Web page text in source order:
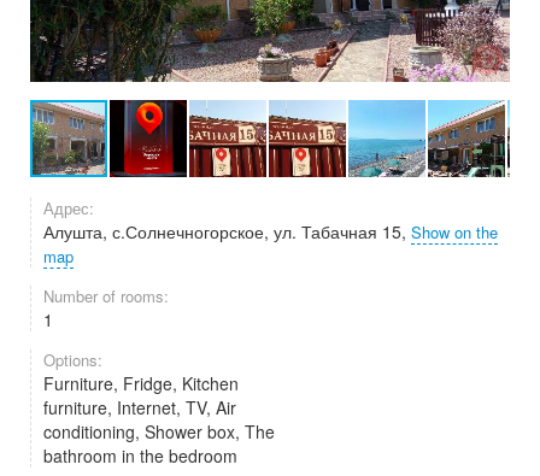
Адрес:
Алушта, с.Солнечногорское, ул. Табачная 15, Show on the
map
Number of rooms:
1
Options:
Furniture, Fridge, Kitchen
furniture, Internet, TV, Air
conditioning, Shower box, The
bathroom in the bedroom